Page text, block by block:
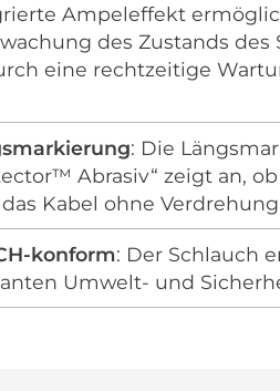
Ampeleffekt
des Zustands des
eine rechtzeitige
: Die
Abrasiv“ zeigt an,
Kabel ohne
konform: Der Schlauch
Umwelt- und